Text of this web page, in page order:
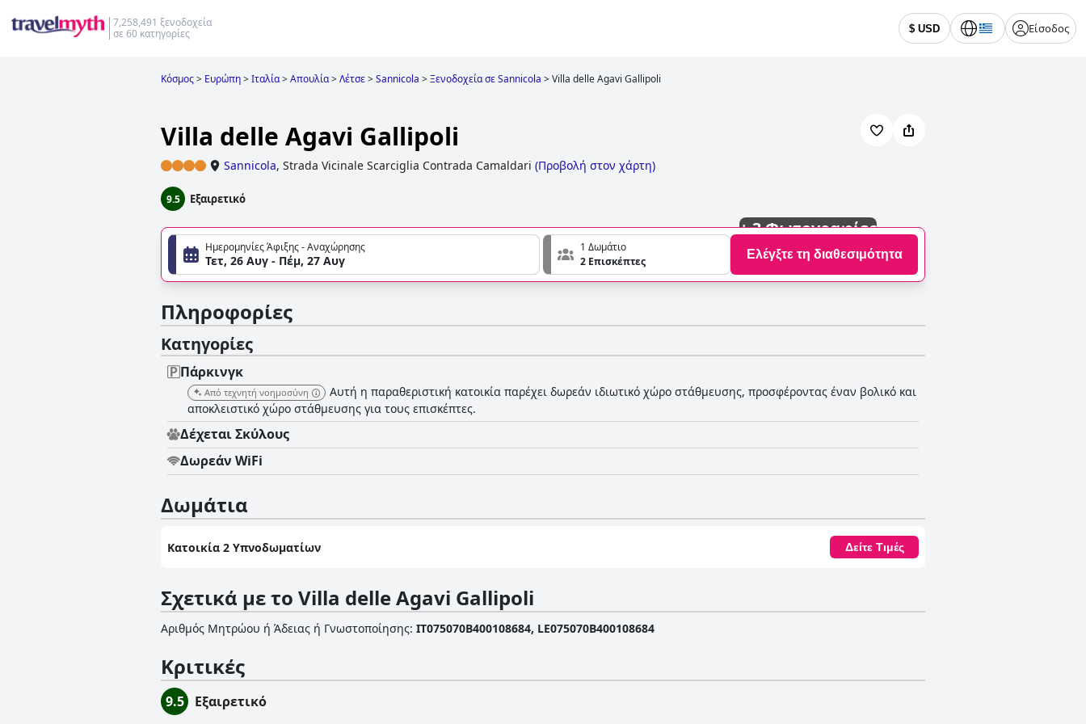
7,258,491 ξενοδοχεία
σε 60 κατηγορίες
$ USD Είσοδος
Κόσμος> Ευρώπη>Ιταλία>Απουλία>Λέτσε>Sannicola >Ξενοδοχεία σε Sannicola >Villa delle Agavi Gallipoli
Villa delle Agavi Gallipoli
Sannicola, Strada Vicinale Scarciglia Contrada Camaldari (Προβολή στον χάρτη)
9.5 Εξαιρετικό
+3 Φωτογραφίες
Ημερομηνίες Άφιξης - Αναχώρησης
Τετ, 26 Αυγ - Πέμ, 27 Αυγ
1 Δωμάτιο
2 Επισκέπτες
Ελέγξτε τη διαθεσιμότητα
Πληροφορίες
Κατηγορίες
Πάρκινγκ
Από τεχνητή νοημοσύνη
Αυτή η παραθεριστική κατοικία παρέχει δωρεάν ιδιωτικό χώρο στάθμευσης, προσφέροντας έναν βολικό και
αποκλειστικό χώρο στάθμευσης για τους επισκέπτες.
Δέχεται Σκύλους
Δωρεάν WiFi
Δωμάτια
Κατοικία 2 Υπνοδωματίων Δείτε Τιμές
Σχετικά με το Villa delle Agavi Gallipoli
Αριθμός Μητρώου ή Άδειας ή Γνωστοποίησης: IT075070B400108684, LE075070B400108684
Κριτικές
9.5 Εξαιρετικό